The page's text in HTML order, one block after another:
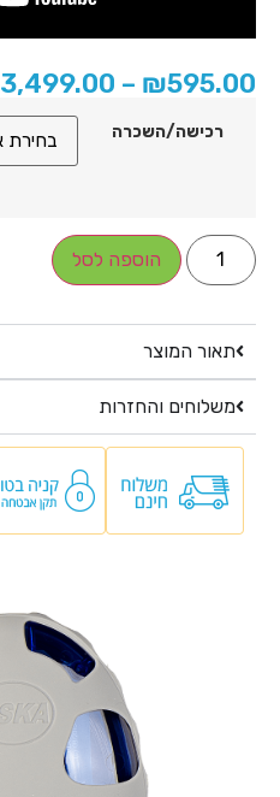
₪
–
₪3,499.00
רכישה/השכרה
הוספה לסל
תאור המוצר
משלוחים והחזרות